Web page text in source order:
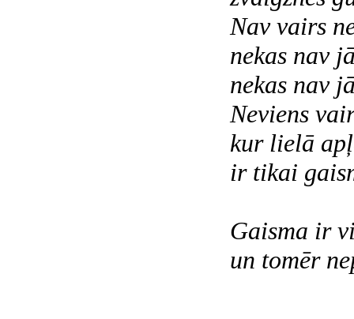
Nav vairs
nekas nav
nekas nav
Neviens
kur lielā
ir tikai
Gaisma ir
un tomēr